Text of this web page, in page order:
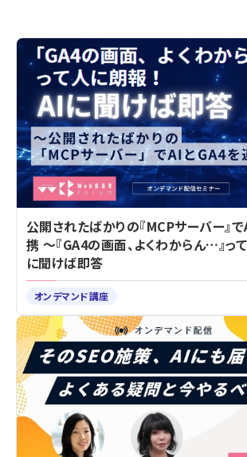
公開されたばかりの『MCPサーバー』
携 ～『GA4の画面、よくわからん…』っ
に聞けば即答
オンデマンド講座